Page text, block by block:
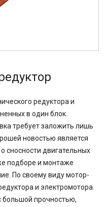
редуктора и
в один блок.
требует заложить лишь
новостью является
сносности двигательных
подборе и монтаже
По своему виду мотор-
и электромотора.
большой прочностью,